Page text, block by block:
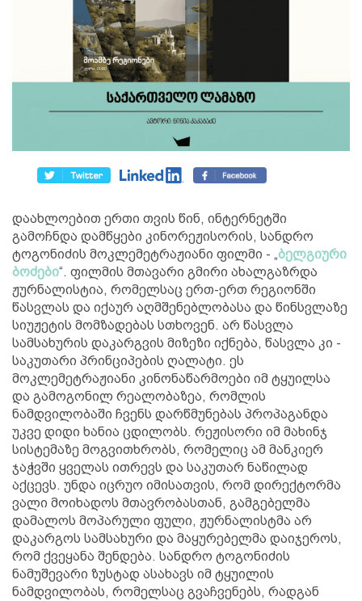
დაახლოებით ერთი თვის წინ, ინტერნეტში
გამოჩნდა დამწყები კინორეჟისორის, სანდრო
ტოგონიძის მოკლემეტრაჟიანი ფილმი - „ბელგიური
ბოძები“. ფილმის მთავარი გმირი ახალგაზრდა
ჟურნალისტია, რომელსაც ერთ-ერთ რეგიონში
წასვლას და იქაურ აღმშენებლობასა და წინსვლაზე
სიუჟეტის მომზადებას სთხოვენ. არ წასვლა
სამსახურის დაკარგვის მიზეზი იქნება, წასვლა კი -
საკუთარი პრინციპების ღალატი. ეს
მოკლემეტრაჟიანი კინონაწარმოები იმ ტყუილსა
და გამოგონილ რეალობაზეა, რომლის
ნამდვილობაში ჩვენს დარწმუნებას პროპაგანდა
უკვე დიდი ხანია ცდილობს. რეჟისორი იმ მახინჯ
სისტემაზე მოგვითხრობს, რომელიც ამ მანკიერ
ჯაჭვში ყველას ითრევს და საკუთარ ნაწილად
აქცევს. უნდა იცრუო იმისათვის, რომ დირექტორმა
ვალი მოიხადოს მთავრობასთან, გამგებელმა
დამალოს მოპარული ფული, ჟურნალისტმა არ
დაკარგოს სამსახური და მაყურებელმა დაიჯეროს,
რომ ქვეყანა შენდება. სანდრო ტოგონიძის
ნამუშევარი ზუსტად ასახავს იმ ტყუილის
ნამდვილობას, რომელსაც გვაჩვენებს, რადგან